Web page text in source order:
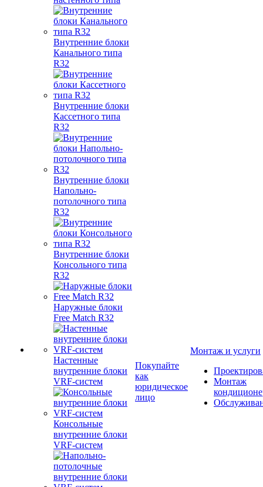
Внутренние блоки
Канального типа
R32
Внутренние блоки
Кассетного типа
R32
Внутренние блоки
Напольно-
потолочного типа
R32
Внутренние блоки
Консольного типа
R32
Наружные блоки
Free Match R32
Настенные
внутренние блоки
VRF-систем
Консольные
внутренние блоки
VRF-систем
Покупайте
как
юридическое
лицо
Монтаж и услуги
Монтаж